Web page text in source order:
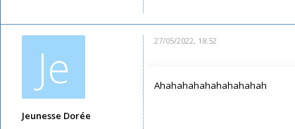
Je
Jeunesse Dorée
27/05/2022, 18:52
Ahahahahahahahahahah